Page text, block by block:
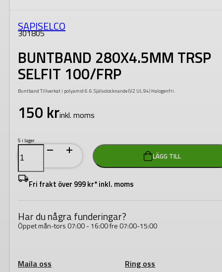
SAPISELCO
301805
BUNTBAND 280X4.5MM TRSP
SELFIT 100/FRP
Buntband Tillverkat i polyamid 6.6.Självslocknande (V2 UL 94) Halogenfri.
150 krinkl. moms
5 i lager
BUNTBAND
280X4.5MM
TRSP
SELFIT
100/FRP
mängd
LÄGG TILL
Fri frakt över 999 kr* inkl. moms
Har du några funderingar?
Öppet mån-tors 07:00 - 16:00 fre 07:00-15:00
Maila oss
Ring oss